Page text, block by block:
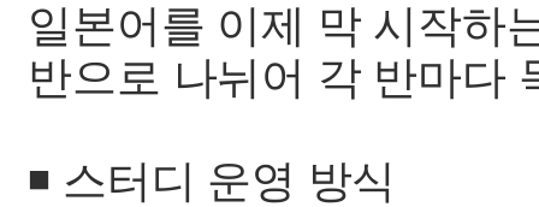
일본어를 이제 막 시작하
반으로 나뉘어 각 반마다
◾️ 스터디 운영 방식